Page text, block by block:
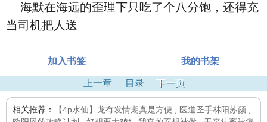
海默在海远的歪理下只吃了个八分饱，还得充
当司机把人送
加入书签 我的书架
上一章 目录 下一页
相关推荐： 【4p水仙】龙有发情期真是方便 医道圣手林阳苏颜